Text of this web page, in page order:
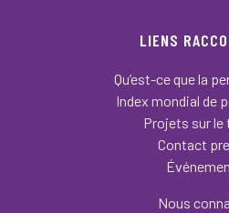
LIENS
Qu’est-ce que la
Index mondial de
Projets sur le
Contact
Nous